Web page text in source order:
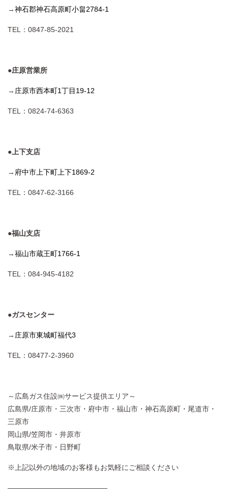
→神石郡神石高原町小畠2784-1
TEL：0847-85-2021
●庄原営業所
→ 庄原市西本町1丁目19-12
TEL：0824-74-6363
●上下支店
→ 府中市上下町上下1869-2
TEL：0847-62-3166
●福山支店
→福山市蔵王町1766-1
TEL：084-945-4182
●ガスセンター
→ 庄原市東城町福代3
TEL：08477-2-3960
～広島ガス住設㈱サービス提供エリア～
広島県/庄原市・三次市・府中市・福山市・神石高原町・尾道市・
三原市
岡山県/笠岡市・井原市
鳥取県/米子市・日野町
※上記以外の地域のお客様もお気軽にご相談ください
——————————————